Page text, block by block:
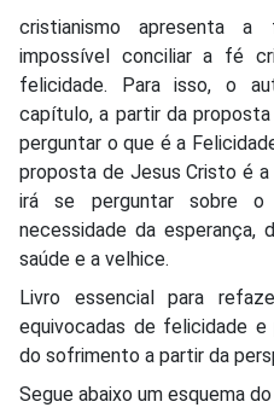
cristianismo apresenta
impossível conciliar a fé
felicidade. Para isso, o
capítulo, a partir da
perguntar o que é a
proposta de Jesus Cristo é
irá se perguntar sobre
necessidade da esperança,
saúde e a velhice.
Livro essencial para
equivocadas de felicidade
do sofrimento a partir da
Segue abaixo um esquema